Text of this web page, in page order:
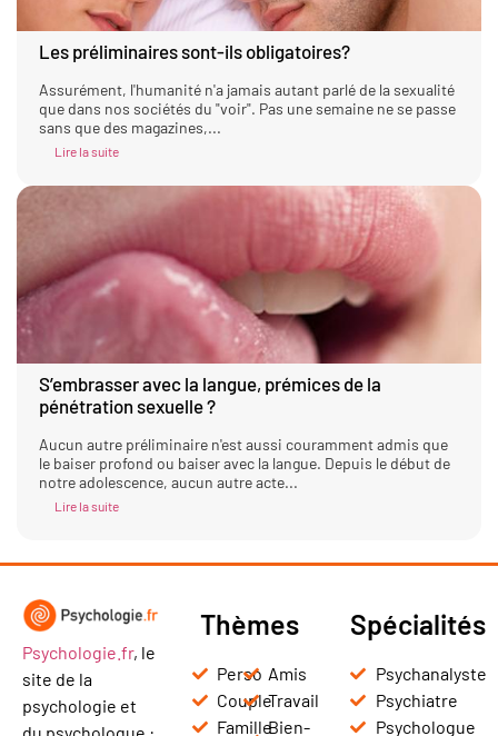
Les préliminaires sont-ils obligatoires?
Assurément, l'humanité n'a jamais autant parlé de la sexualité
que dans nos sociétés du "voir". Pas une semaine ne se passe
sans que des magazines,...
Lire la suite
S’embrasser avec la langue, prémices de la
pénétration sexuelle ?
Aucun autre préliminaire n'est aussi couramment admis que
le baiser profond ou baiser avec la langue. Depuis le début de
notre adolescence, aucun autre acte...
Lire la suite
Psychologie.fr, le
site de la
psychologie et
Thèmes
Perso
Couple
Famille
Amis
Travail
Bien-
Spécialités
Psychanalyste
Psychiatre
Psychologue